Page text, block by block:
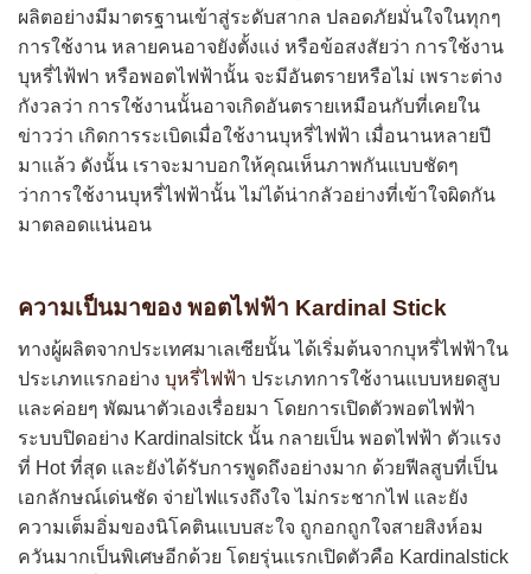
ผลิตอย่างมีมาตรฐานเข้าสู่ระดับสากล ปลอดภัยมั่นใจในทุกๆ
การใช้งาน หลายคนอาจยังตั้งแง่ หรือข้อสงสัยว่า การใช้งาน
บุหรี่ไฟ้ฟา หรือพอตไฟฟ้านั้น จะมีอันตรายหรือไม่ เพราะต่าง
กังวลว่า การใช้งานนั้นอาจเกิดอันตรายเหมือนกับที่เคยใน
ข่าวว่า เกิดการระเบิดเมื่อใช้งานบุหรี่ไฟฟ้า เมื่อนานหลายปี
มาแล้ว ดังนั้น เราจะมาบอกให้คุณเห็นภาพกันแบบชัดๆ
ว่าการใช้งานบุหรี่ไฟฟ้านั้น ไม่ได้น่ากลัวอย่างที่เข้าใจผิดกัน
มาตลอดแน่นอน
ความเป็นมาของ พอตไฟฟ้า Kardinal Stick
ทางผู้ผลิตจากประเทศมาเลเซียนั้น ได้เริ่มต้นจากบุหรี่ไฟฟ้าใน
ประเภทแรกอย่าง บุหรี่ไฟฟ้า ประเภทการใช้งานแบบหยดสูบ
และค่อยๆ พัฒนาตัวเองเรื่อยมา โดยการเปิดตัวพอตไฟฟ้า
ระบบปิดอย่าง Kardinalsitck นั้น กลายเป็น พอตไฟฟ้า ตัวแรง
ที่ Hot ที่สุด และยังได้รับการพูดถึงอย่างมาก ด้วยฟีลสูบที่เป็น
เอกลักษณ์เด่นชัด จ่ายไฟแรงถึงใจ ไม่กระชากไฟ และยัง
ความเต็มอิ่มของนิโคตินแบบสะใจ ถูกอกถูกใจสายสิงห์อม
ควันมากเป็นพิเศษอีกด้วย โดยรุ่นแรกเปิดตัวคือ Kardinalstick